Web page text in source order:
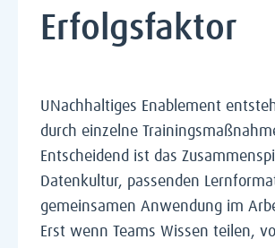
Erfolgsfaktor
UNachhaltiges Enablement
durch einzelne
Entscheidend ist das
Datenkultur, passenden
gemeinsamen Anwendung im
Erst wenn Teams Wissen teilen,